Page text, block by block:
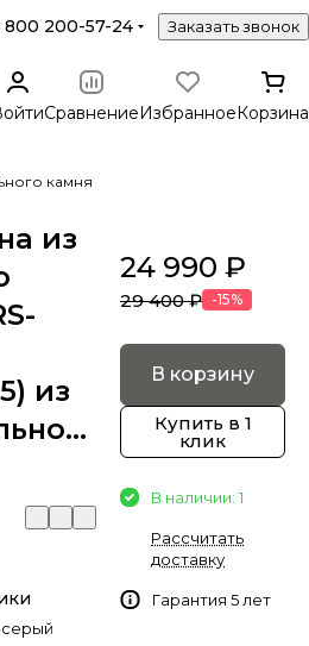
800 200-57-24 Заказать звонок
СравнениеИзбранноеКорзина
камня
из
из
24 990 ₽
29 400 ₽ -15%
В корзину
Купить в 1
клик
В наличии: 1
Рассчитать
доставку
Гарантия 5 лет